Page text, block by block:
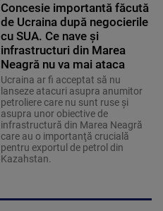
Concesie importantă făcută
de Ucraina după negocierile
cu SUA. Ce nave şi
infrastructuri din Marea
Neagră nu va mai ataca
Ucraina ar fi acceptat să nu
lanseze atacuri asupra anumitor
petroliere care nu sunt ruse şi
asupra unor obiective de
infrastructură din Marea Neagră
care au o importanţă crucială
pentru exportul de petrol din
Kazahstan.